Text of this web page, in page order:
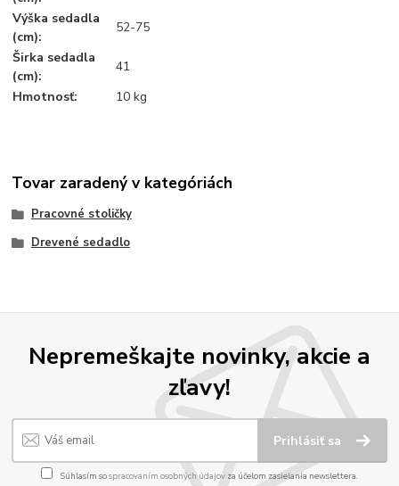
Výška sedadla
(cm):
52-75
Širka sedadla
(cm):
41
Hmotnosť:
10 kg
Tovar zaradený v kategóriách
Pracovné stoličky
Drevené sedadlo
Nepremeškajte novinky, akcie a
zľavy!
Prihlásiť sa
Súhlasím sospracovaním osobných údajov za účelom zasielania newslettera.